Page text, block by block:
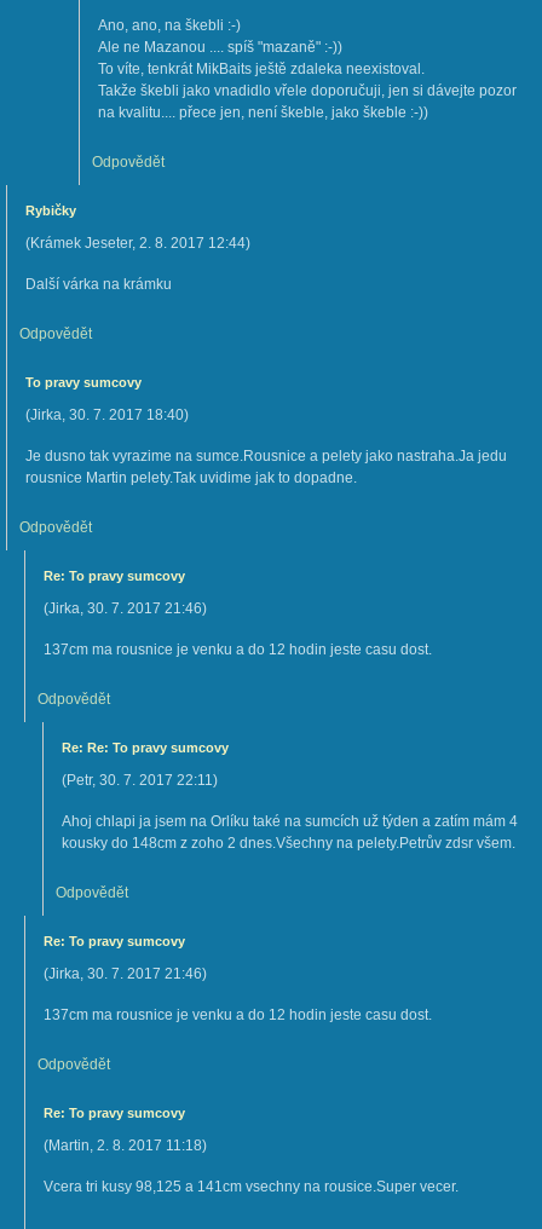
Ano, ano, na škebli :-)
Ale ne Mazanou .... spíš "mazaně" :-))
To víte, tenkrát MikBaits ještě zdaleka neexistoval.
Takže škebli jako vnadidlo vřele doporučuji, jen si dávejte pozor
na kvalitu.... přece jen, není škeble, jako škeble :-))
Odpovědět
Rybičky
(Krámek Jeseter, 2. 8. 2017 12:44)
Další várka na krámku
Odpovědět
To pravy sumcovy
(Jirka, 30. 7. 2017 18:40)
Je dusno tak vyrazime na sumce.Rousnice a pelety jako nastraha.Ja jedu
rousnice Martin pelety.Tak uvidime jak to dopadne.
Odpovědět
Re: To pravy sumcovy
(Jirka, 30. 7. 2017 21:46)
137cm ma rousnice je venku a do 12 hodin jeste casu dost.
Odpovědět
Re: Re: To pravy sumcovy
(Petr, 30. 7. 2017 22:11)
Ahoj chlapi ja jsem na Orlíku také na sumcích už týden a zatím mám 4
kousky do 148cm z zoho 2 dnes.Všechny na pelety.Petrův zdsr všem.
Odpovědět
Re: To pravy sumcovy
(Jirka, 30. 7. 2017 21:46)
137cm ma rousnice je venku a do 12 hodin jeste casu dost.
Odpovědět
Re: To pravy sumcovy
(Martin, 2. 8. 2017 11:18)
Vcera tri kusy 98,125 a 141cm vsechny na rousice.Super vecer.